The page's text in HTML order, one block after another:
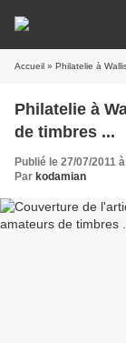
Accueil » Philatelie à
Philatelie à
de timbres ...
Publié le 27/07/2011
Par kodamian